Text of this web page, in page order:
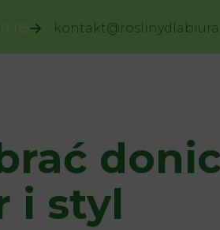
115
i styl